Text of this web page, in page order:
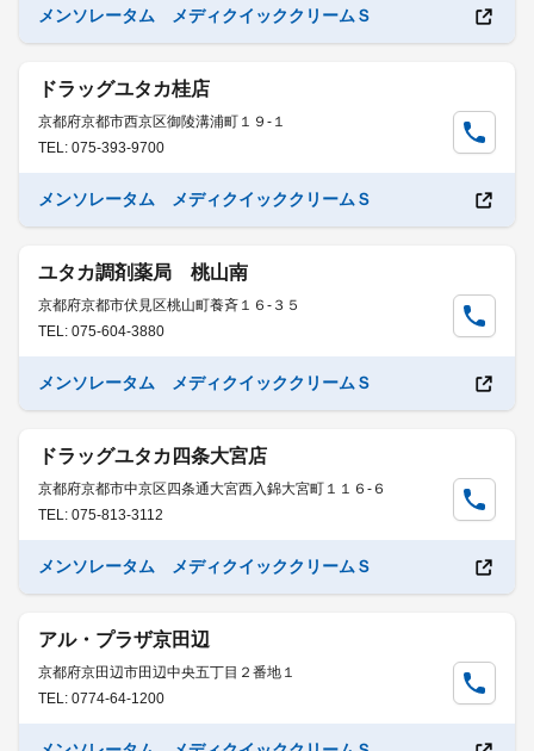
メンソレータム メディクイッククリームＳ
ドラッグユタカ桂店
京都府京都市西京区御陵溝浦町１９-１
TEL: 075-393-9700
メンソレータム メディクイッククリームＳ
ユタカ調剤薬局 桃山南
京都府京都市伏見区桃山町養斉１６-３５
TEL: 075-604-3880
メンソレータム メディクイッククリームＳ
ドラッグユタカ四条大宮店
京都府京都市中京区四条通大宮西入錦大宮町１１６-６
TEL: 075-813-3112
メンソレータム メディクイッククリームＳ
アル・プラザ京田辺
京都府京田辺市田辺中央五丁目２番地１
TEL: 0774-64-1200